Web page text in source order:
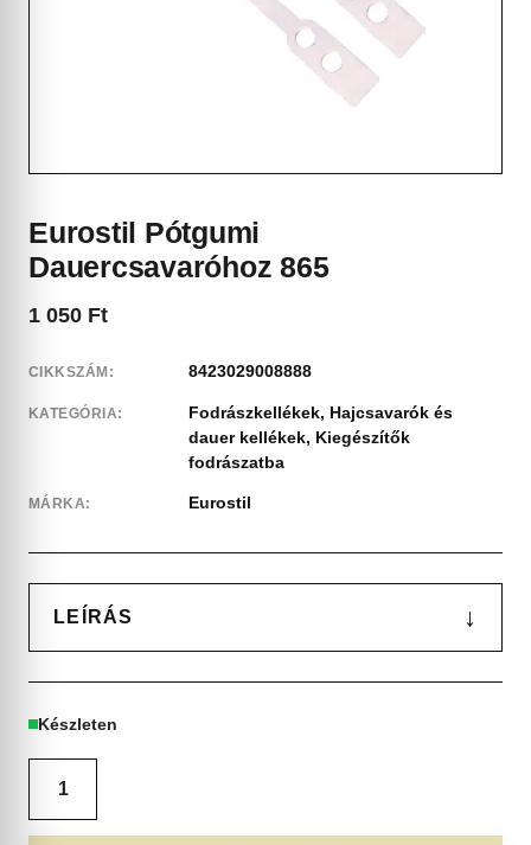
Eurostil Pótgumi
Dauercsavaróhoz 865
1 050 Ft
CIKKSZÁM: 8423029008888
KATEGÓRIA: Fodrászkellékek, Hajcsavarók és
dauer kellékek, Kiegészítők
fodrászatba
MÁRKA: Eurostil
LEÍRÁS ↓
Készleten